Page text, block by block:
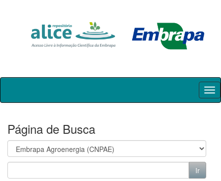
Skip
Página de Busca